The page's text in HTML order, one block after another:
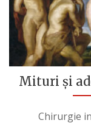
Mituri și
Chirurgie